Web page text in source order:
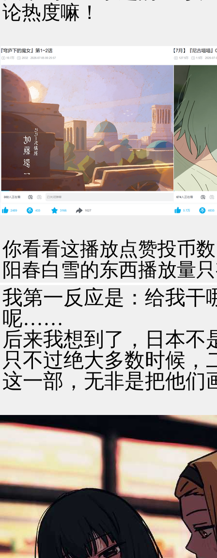
论热度嘛！
你看看这播放点赞投币
阳春白雪的东西播放量
我第一反应是：给我干
呢……
后来我想到了，日本不
只不过绝大多数时候
这一部，无非是把他